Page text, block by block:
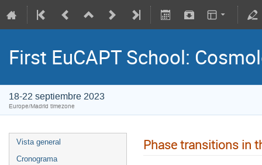
First EuCAPT School:
18-22 septiembre 2023
Europe/Madrid timezone
Vista general
Cronograma
Phase transitions in